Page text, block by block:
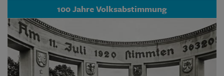
100 Jahre Volksabstimmung